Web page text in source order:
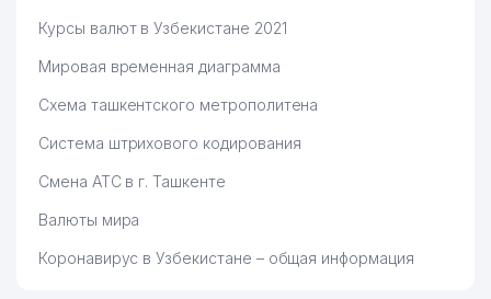
Курсы валют в Узбекистане 2021
Мировая временная диаграмма
Схема ташкентского метрополитена
Система штрихового кодирования
Смена АТС в г. Ташкенте
Валюты мира
Коронавирус в Узбекистане – общая информация